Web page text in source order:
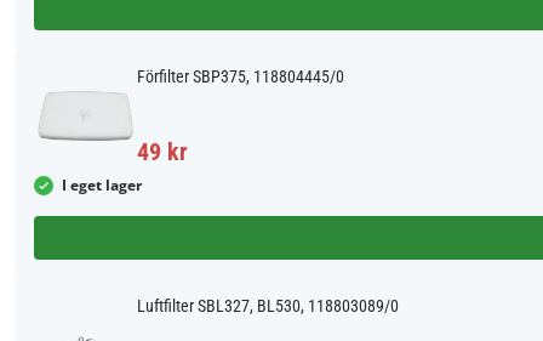
Förfilter SBP375, 118804445/0
49 kr
I eget lager
Luftfilter SBL327, BL530, 118803089/0